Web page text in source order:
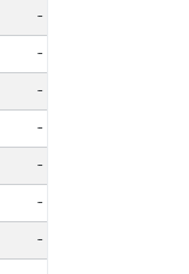
-
-
-
-
-
-
-